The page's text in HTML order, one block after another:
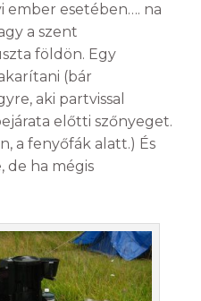
ember esetében…. na
a szent
földön. Egy
(bár
aki partvissal
előtti szőnyeget.
a fenyőfák alatt.) És
de ha mégis